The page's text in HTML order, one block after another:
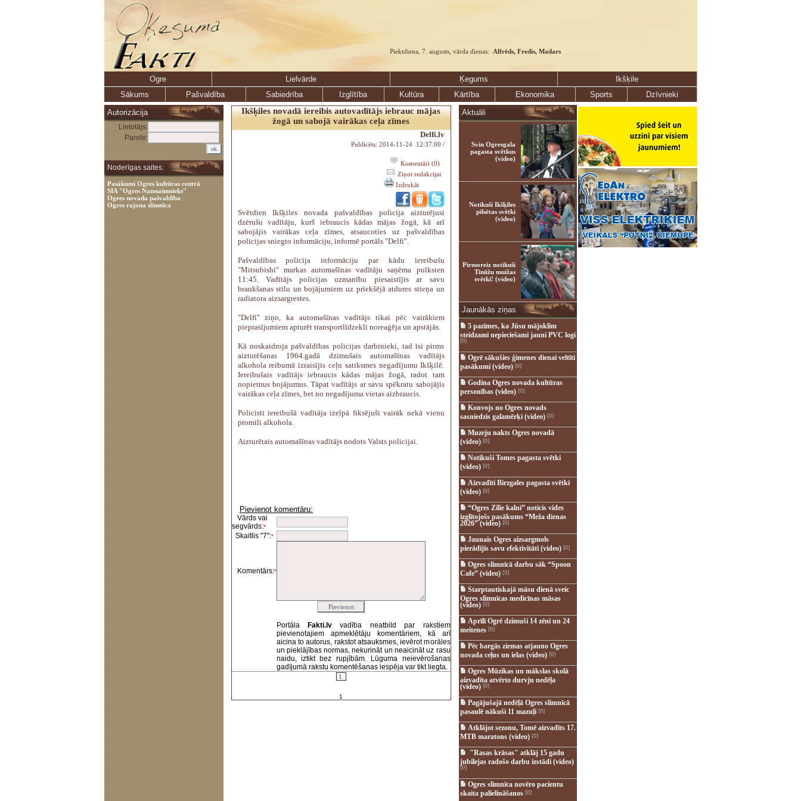
Piektdiena, 7. augusts, vārda dienas: Alfrēds, Fredis, Madars
Ogre Lielvārde Ķegums
Ikšķile
Sākums
Pašvaldība Sabiedrība Izglītība Kultūra Kārtība Ekonomika Sports
Dzīvnieki
Autorizācija
Lietotājs:
Parole:
Noderīgas saites:
Pasākumi Ogres kultūras centrā
SIA "Ogres Namsaimnieks"
Ogres novada pašvaldība
Ogres rajona slimnīca
Ikšķiles novadā iereibis autovadītājs iebrauc mājas
žogā un sabojā vairākas ceļa zīmes
Delfi.lv
Publicēts: 2014-11-24 12:37:00 /
Komentāri (0)
Ziņot redakcijai
Izdrukāt
Svētdien Ikšķiles novada pašvaldības policija aizturējusi
dzērušu vadītāju, kurš iebraucis kādas mājas žogā, kā arī
sabojājis vairākas ceļa zīmes, atsaucoties uz pašvaldības
policijas sniegto informāciju, informē portāls "Delfi".
Pašvaldības policija informāciju par kādu iereibušu
"Mitsubishi" markas automašīnas vadītāju saņēma pulksten
11:45. Vadītājs policijas uzmanību piesaistījis ar savu
braukšanas stilu un bojājumiem uz priekšējā atdures stieņa un
radiatora aizsargrestes.
"Delfi" ziņo, ka automašīnas vadītājs tikai pēc vairākiem
pieprasījumiem apturēt transportlīdzekli noreaģēja un apstājās.
Kā noskaidroja pašvaldības policijas darbinieki, tad īsi pirms
aizturēšanas 1964.gadā dzimušais automašīnas vadītājs
alkohola reibumā izraisījis ceļu satiksmes negadījumu Ikšķilē.
Iereibušais vadītājs iebraucis kādas mājas žogā, radot tam
nopietnus bojājumus. Tāpat vadītājs ar savu spēkratu sabojājis
vairākas ceļa zīmes, bet no negadījuma vietas aizbraucis.
Policisti iereibušā vadītāja izelpā fiksējuši vairāk nekā vienu
promili alkohola.
Aizturētais automašīnas vadītājs nodots Valsts policijai.
Pievienot komentāru:
Vārds vai
segvārds:*
Skaitlis "7":*
Komentārs:*
Portāla Fakti.lvvadība neatbild par rakstiem
pievienotajiem apmeklētāju komentāriem, kā arī
aicina to autorus, rakstot atsauksmes, ievērot morāles
un pieklājības normas, nekurināt un neaicināt uz rasu
naidu, iztikt bez rupjībām. Lūguma neievērošanas
gadījumā rakstu komentēšanas iespēja var tikt liegta.
1.
1
Aktuāli
Svin Ogresgala
pagasta svētkus
(video)
Notikuši Ikšķiles
pilsētas svētki
(video)
Pirmoreiz notikuši
Tīnūžu muižas
svētki! (video)
Jaunākās ziņas
5 pazīmes, ka Jūsu mājoklim
steidzami nepieciešami jauni PVC logi
[0]
Ogrē sākušies ģimenes dienai veltīti
pasākumi (video)[0]
Godina Ogres novada kultūras
personības (video)[0]
Konvojs no Ogres novads
sasniedzis galamērķi (video)[0]
Muzeju nakts Ogres novadā
(video)[0]
Notikuši Tomes pagasta svētki
(video)[0]
Aizvadīti Birzgales pagasta svētki
(video)[0]
“Ogres Zilie kalni” noticis vides
izglītojošs pasākums “Meža dienas
2026” (video)[0]
Jaunais Ogres aizsargmols
pierādījis savu efektivitāti (video)[0]
Ogres slimnīcā darbu sāk “Spoon
Cafe” (video)[0]
Starptautiskajā māsu dienā sveic
Ogres slimnīcas medicīnas māsas
(video)[0]
Aprīlī Ogrē dzimuši 14 zēni un 24
meitenes [0]
Pēc bargās ziemas atjauno Ogres
novada ceļus un ielas (video)[0]
Ogres Mūzikas un mākslas skolā
aizvadīta atvērto durvju nedēļa
(video)[0]
Pagājušajā nedēļā Ogres slimnīcā
pasaulē nākuši 11 mazuļi[0]
Atklājot sezonu, Tomē aizvadīts 17.
MTB maratons (video)[0]
"Rasas krāsas" atklāj 15 gadu
jubilejas radošo darbu izstādi (video)
[0]
Ogres slimnīca novēro pacientu
skaita palielināšanos [0]